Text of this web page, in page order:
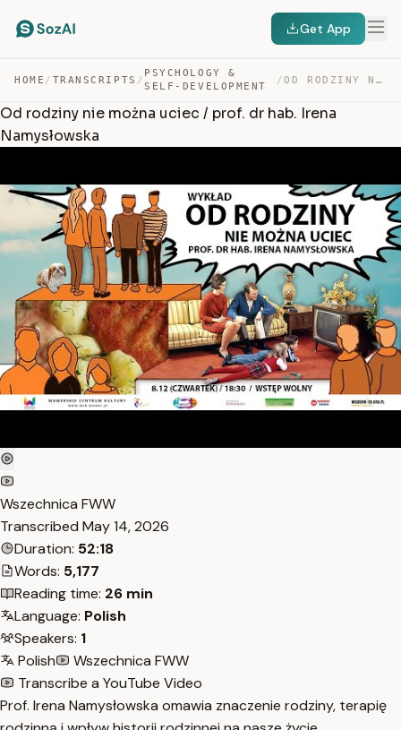
Get App
HOME / TRANSCRIPTS /
PSYCHOLOGY &
SELF-DEVELOPMENT
/ OD RODZINY NIE MOŻNA UCIEC / PROF. DR HAB. IRENA NAMYSŁ… — TRANSCRIPT
Od rodziny nie można uciec / prof. dr hab. Irena
Namysłowska
Wszechnica FWW
Transcribed May 14, 2026
Duration: 52:18
Words: 5,177
Reading time: 26 min
Language: Polish
Speakers: 1
Polish
Wszechnica FWW
Transcribe a YouTube Video
Prof. Irena Namysłowska omawia znaczenie rodziny, terapię